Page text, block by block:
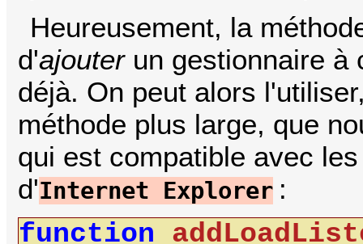
Heureusement, la
d'ajouterun gestionnaire à
déjà. On peut alors
méthode plus large, que
qui est compatible avec
d'Internet Explorer :
function